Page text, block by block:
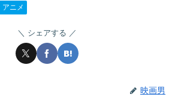
アニメ
シェアする
映画男